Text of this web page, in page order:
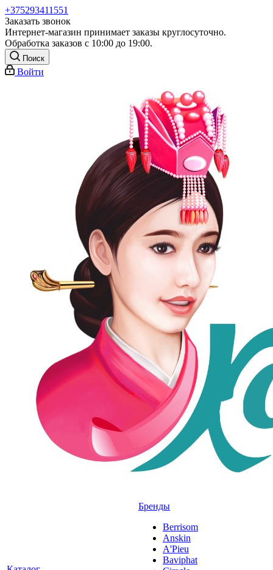
+375293411551
Заказать звонок
Интернет-магазин принимает заказы круглосуточно.
Обработка заказов с 10:00 до 19:00.
Поиск
Войти
Бренды
Berrisom
Anskin
A'Pieu
Baviphat